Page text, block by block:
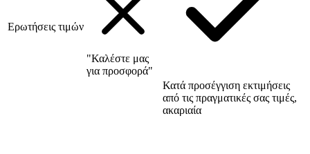
Ερωτήσεις τιμών
"Καλέστε μας
για προσφορά"
Κατά προσέγγιση εκτιμήσεις
από τις πραγματικές σας τιμές,
ακαριαία